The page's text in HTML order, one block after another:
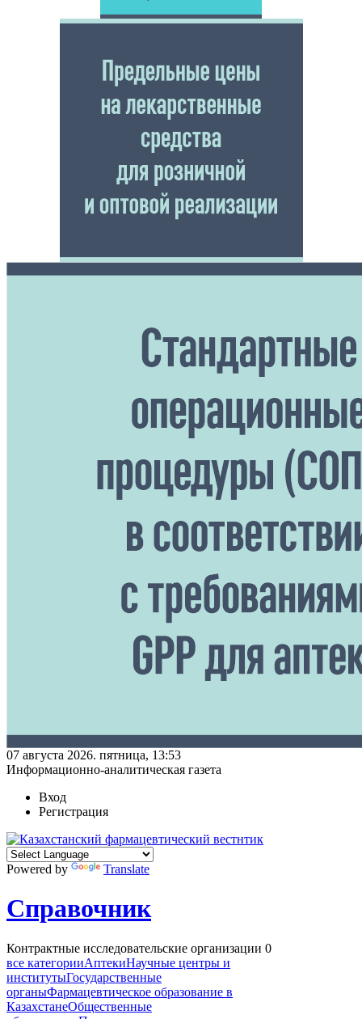
07 августа 2026. пятница, 13:53
Информационно-аналитическая газета
Вход
Регистрация
Powered by Translate
Справочник
Контрактные исследовательские организации 0
все категорииАптекиНаучные центры и
институтыГосударственные
органыФармацевтическое образование в
КазахстанеОбщественные